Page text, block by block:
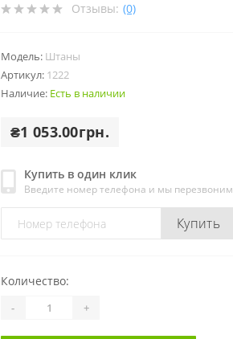
Отзывы: (0)
Модель: Штаны
Артикул: 1222
Наличие: Есть в наличии
₴1 053.00грн.
Купить в один клик
Введите номер телефона и мы перезвоним
Купить
Количество:
- +